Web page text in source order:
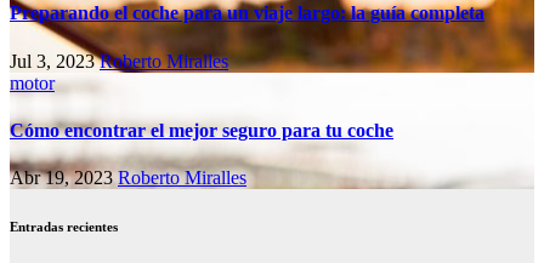
Preparando el coche para un viaje largo: la guía completa
Jul 3, 2023Roberto Miralles
motor
Cómo encontrar el mejor seguro para tu coche
Abr 19, 2023Roberto Miralles
Entradas recientes